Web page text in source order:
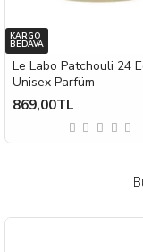
KARGO
BEDAVA
Le Labo Patchouli 24
Unisex Parfüm
869,00TL